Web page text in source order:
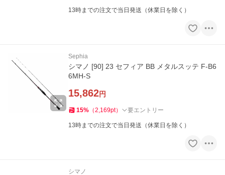
13時までの注文で当日発送（休業日を除く）
Sephia
シマノ [90] 23 セフィア BB メタルスッテ F-B6
6MH-S
15,862円
15% （2,169pt） 要エントリー
13時までの注文で当日発送（休業日を除く）
シマノ